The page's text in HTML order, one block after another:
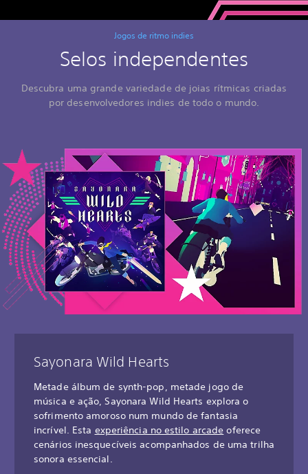
Jogos de ritmo indies
Selos independentes
Descubra uma grande variedade de joias rítmicas criadas
por desenvolvedores indies de todo o mundo.
Sayonara Wild Hearts
Metade álbum de synth-pop, metade jogo de
música e ação, Sayonara Wild Hearts explora o
sofrimento amoroso num mundo de fantasia
incrível. Esta experiência no estilo arcade oferece
cenários inesquecíveis acompanhados de uma trilha
sonora essencial.